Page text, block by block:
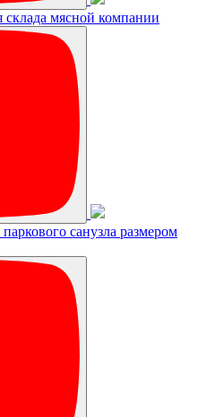
мясной компании
санузла размером